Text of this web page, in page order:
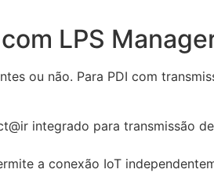
LPS
ou não. Para PDI com
integrado para transmissão
a conexão IoT